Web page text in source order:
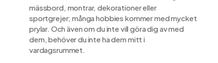
mässbord, montrar, dekorationer eller
sportgrejer; många hobbies kommer med mycket
prylar. Och även om du inte vill göra dig av med
dem, behöver du inte ha dem mitt i
vardagsrummet.